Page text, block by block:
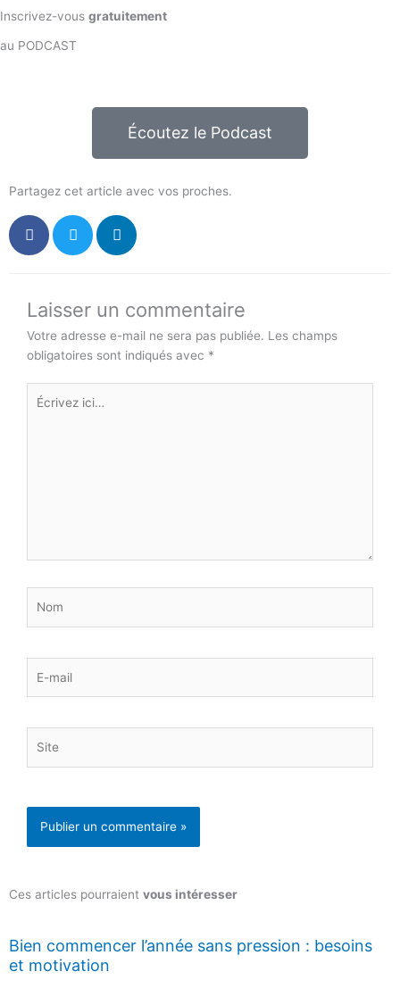
Inscrivez-vous gratuitement
au PODCAST
Écoutez le Podcast
Partagez cet article avec vos proches.
Laisser un commentaire
Votre adresse e-mail ne sera pas publiée. Les champs
obligatoires sont indiqués avec *
Écrivez
ici…
mail
Ces articles pourraient vous intéresser
Bien commencer l’année sans pression : besoins
et motivation